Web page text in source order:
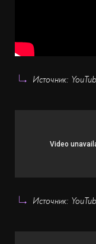
Источник:
Источник: